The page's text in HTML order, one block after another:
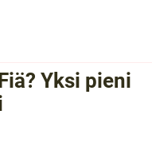
Yksi pieni